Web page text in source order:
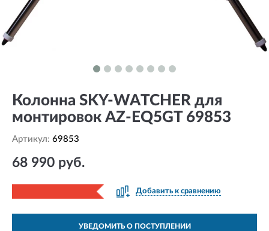
Колонна SKY-WATCHER для
монтировок AZ-EQ5GT 69853
Артикул: 69853
68 990 руб.
Добавить к сравнению
УВЕДОМИТЬ О ПОСТУПЛЕНИИ